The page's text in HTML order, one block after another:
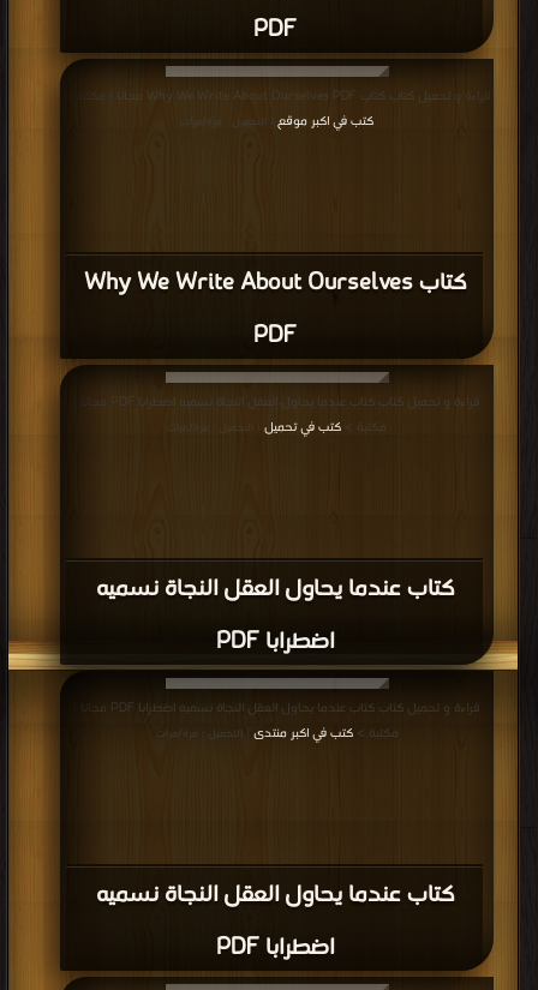
PDF
كتاب Why We Write About Ourselves
PDF
قراءة و تحميل كتاب كتاب Why We Write About Ourselves PDF مجانا | مكتبة >
كتب في اكبر موقع
| التحميل : مرة/مرات
كتاب عندما يحاول العقل النجاة نسميه
اضطرابا PDF
قراءة و تحميل كتاب كتاب عندما يحاول العقل النجاة نسميه اضطرابا PDF مجانا |
مكتبة > كتب في تحميل | التحميل : مرة/مرات
كتاب عندما يحاول العقل النجاة نسميه
اضطرابا PDF
قراءة و تحميل كتاب كتاب عندما يحاول العقل النجاة نسميه اضطرابا PDF مجانا |
مكتبة >كتب في اكبر منتدى | التحميل : مرة/مرات